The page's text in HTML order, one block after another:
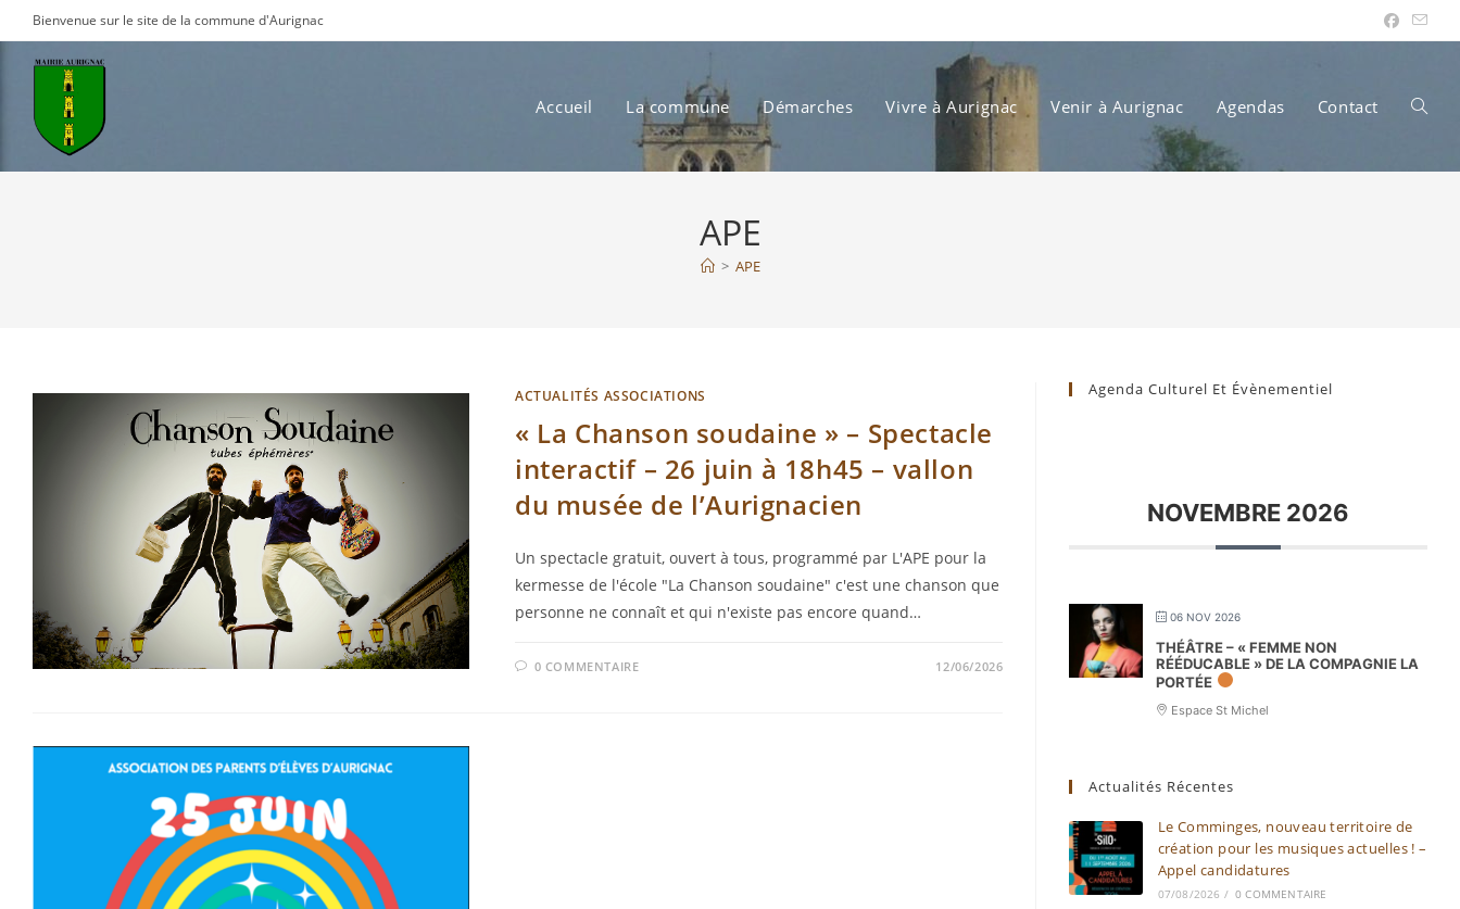
to
content
Bienvenue sur le site de la commune d'Aurignac
Accueil La commune Démarches Vivre à Aurignac Venir à Aurignac Agendas Contact Toggle
APE
> APE
ACTUALITÉS ASSOCIATIONS
« La Chanson soudaine » – Spectacle
interactif – 26 juin à 18h45 – vallon
du musée de l’Aurignacien
Un spectacle gratuit, ouvert à tous, programmé par L'APE pour la
kermesse de l'école "La Chanson soudaine" c'est une chanson que
personne ne connaît et qui n'existe pas encore quand…
0 COMMENTAIRE 12/06/2026
Agenda Culturel Et Évènementiel
NOVEMBRE 2026
06 NOV 2026
THÉÂTRE – « FEMME NON
RÉÉDUCABLE » DE LA COMPAGNIE LA
PORTÉE
Espace St Michel
Actualités Récentes
Le Comminges, nouveau territoire de
création pour les musiques actuelles ! –
Appel candidatures
07/08/2026 / 0 COMMENTAIRE